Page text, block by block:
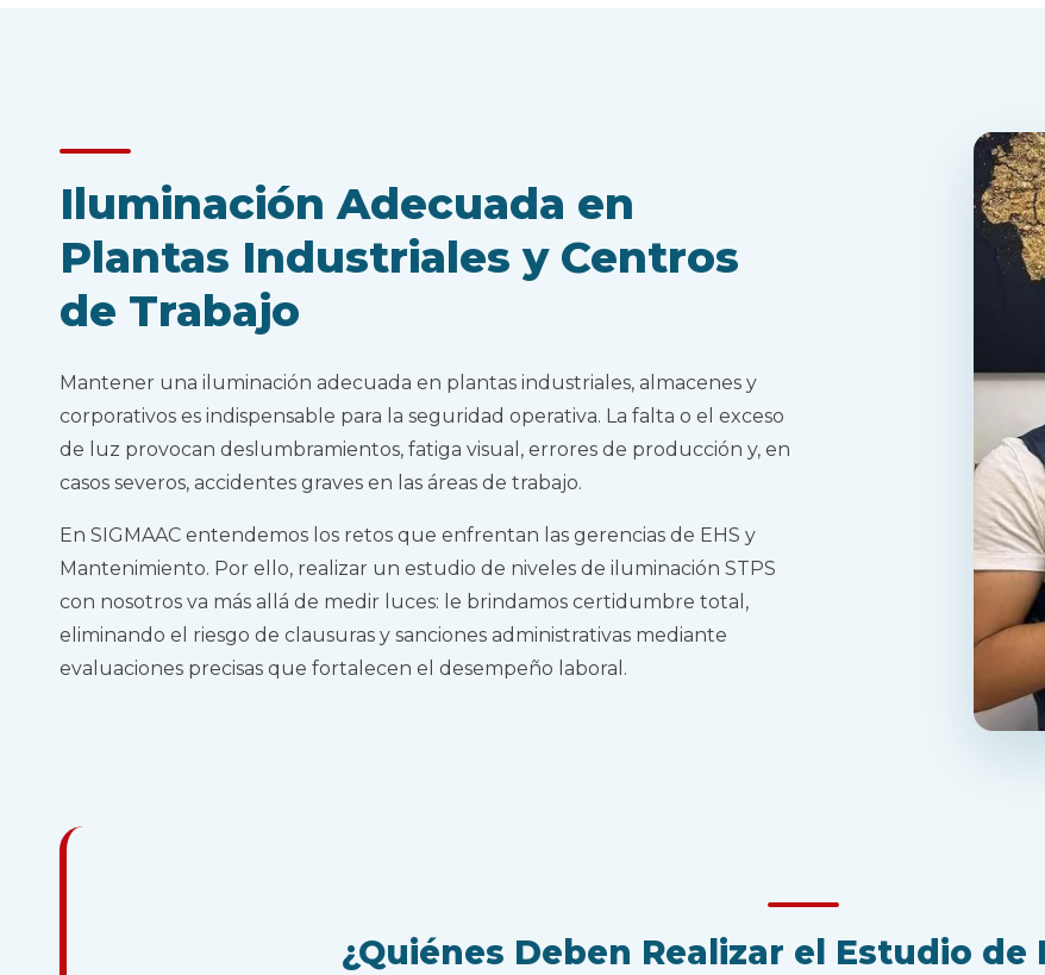
Iluminación Adecuada en
Plantas Industriales y Centros
de Trabajo
Mantener una iluminación adecuada en plantas industriales, almacenes y
corporativos es indispensable para la seguridad operativa. La falta o el exceso
de luz provocan deslumbramientos, fatiga visual, errores de producción y, en
casos severos, accidentes graves en las áreas de trabajo.
En SIGMAAC entendemos los retos que enfrentan las gerencias de EHS y
Mantenimiento. Por ello, realizar un estudio de niveles de iluminación STPS
con nosotros va más allá de medir luces: le brindamos certidumbre total,
eliminando el riesgo de clausuras y sanciones administrativas mediante
evaluaciones precisas que fortalecen el desempeño laboral.
¿Quiénes Deben Realizar el Estudio